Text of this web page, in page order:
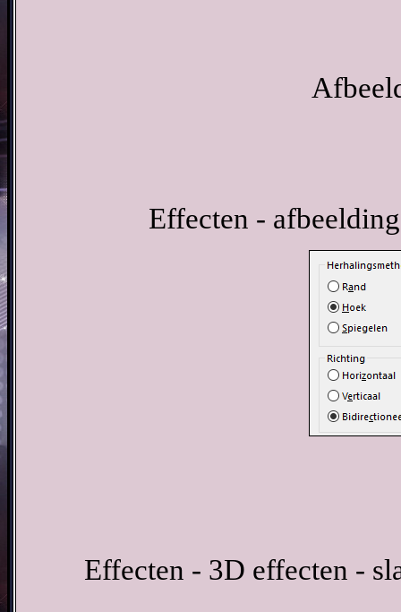
Effecten -
Effecten - 3D effecten -